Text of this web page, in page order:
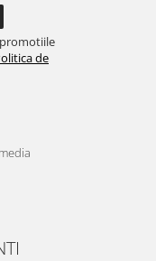
de